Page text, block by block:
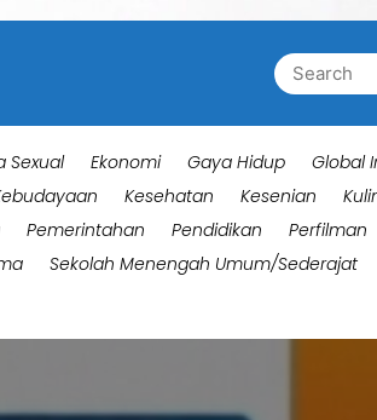
Search
for:
Sexual Ekonomi Gaya Hidup Global
Kesehatan Kesenian
Pemerintahan Pendidikan Perfilman
Sekolah Menengah Umum/Sederajat